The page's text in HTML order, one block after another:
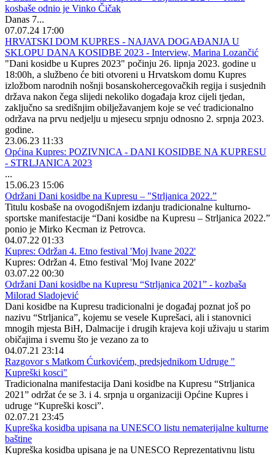
kosbaše odnio je Vinko Čičak
Danas 7...
07.07.24 17:00
HRVATSKI DOM KUPRES - NAJAVA DOGAĐANJA U
SKLOPU DANA KOSIDBE 2023 - Interview, Marina Lozančić
"Dani kosidbe u Kupres 2023" počinju 26. lipnja 2023. godine u
18:00h, a službeno će biti otvoreni u Hrvatskom domu Kupres
izložbom narodnih nošnji bosanskohercegovačkih regija i susjednih
država nakon čega slijedi nekoliko događaja kroz cijeli tjedan,
zaključno sa središnjim obilježavanjem koje se već tradicionalno
održava na prvu nedjelju u mjesecu srpnju odnosno 2. srpnja 2023.
godine.
23.06.23 11:33
Općina Kupres: POZIVNICA - DANI KOSIDBE NA KUPRESU
- STRLJANICA 2023
...
15.06.23 15:06
Održani Dani kosidbe na Kupresu – "Strljanica 2022.”
Titulu kosbaše na ovogodišnjem izdanju tradicionalne kulturno-
sportske manifestacije “Dani kosidbe na Kupresu – Strljanica 2022.”
ponio je Mirko Kecman iz Petrovca.
04.07.22 01:33
Kupres: Održan 4. Etno festival 'Moj Ivane 2022'
Kupres: Održan 4. Etno festival 'Moj Ivane 2022'
03.07.22 00:30
Održani Dani kosidbe na Kupresu “Strljanica 2021” - kozbaša
Milorad Sladojević
Dani kosidbe na Kupresu tradicionalni je događaj poznat još po
nazivu “Strljanica”, kojemu se vesele Kuprešaci, ali i stanovnici
mnogih mjesta BiH, Dalmacije i drugih krajeva koji uživaju u starim
običajima i svemu što je vezano za to
04.07.21 23:14
Razgovor s Matkom Ćurkovićem, predsjednikom Udruge "
Kupreški kosci"
Tradicionalna manifestacija Dani kosidbe na Kupresu “Strljanica
2021” održat će se 3. i 4. srpnja u organizaciji Općine Kupres i
udruge “Kupreški kosci”.
02.07.21 23:45
Kupreška kosidba upisana na UNESCO listu nematerijalne kulturne
baštine
Kupreška kosidba upisana je na UNESCO Reprezentativnu listu